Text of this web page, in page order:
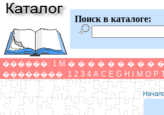
Поиск в каталоге:
������: 1 M � � � � � � � � � �
��������: 1 2 3 4 A C E G H M O P